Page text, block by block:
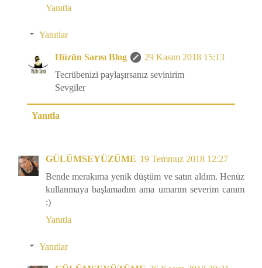
Yanıtla
Yanıtlar
Hüzün Sarısı Blog
29 Kasım 2018 15:13
Tecrübenizi paylaşırsanız sevinirim
Sevgiler
Yanıtla
GÜLÜMSEYÜZÜME 19 Temmuz 2018 12:27
Bende merakıma yenik düştüm ve satın aldım. Henüz
kullanmaya başlamadım ama umarım severim canım
:)
Yanıtla
Yanıtlar